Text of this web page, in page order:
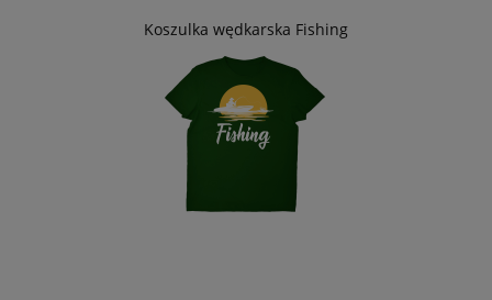
Koszulka wędkarska Fishing